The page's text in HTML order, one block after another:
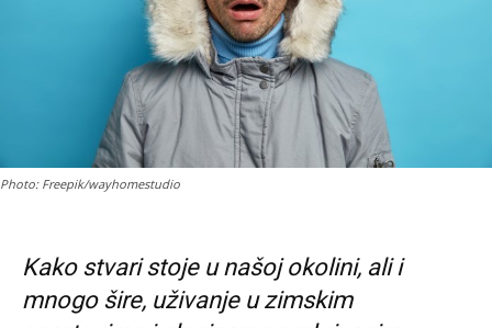
Photo: Freepik/wayhomestudio
Kako stvari stoje u našoj okolini, ali i
mnogo šire, uživanje u zimskim